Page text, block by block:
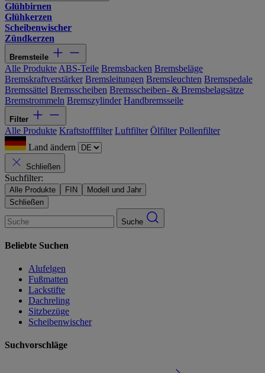
Glühbirnen
Glühkerzen
Scheibenwischer
Zündkerzen
Bremsteile
Alle Produkte ABS-Teile Bremsbacken Bremsbeläge
Bremskraftverstärker Bremsleitungen Bremsleuchten Bremspedale
Bremssättel Bremsscheiben Bremsscheiben- & Bremsbelagsätze
Bremstrommeln Bremszylinder Handbremsseile
Filter
Alle Produkte Kraftstofffilter Luftfilter Ölfilter Pollenfilter
Land ändern
Schließen
Suchfilter:
Alle Produkte FIN
Modell und Jahr
Schließen
Suche
Beliebte Suchen
Alufelgen
Fußmatten
Lackstifte
Dachreling
Sitzbezüge
Scheibenwischer
Suchvorschläge